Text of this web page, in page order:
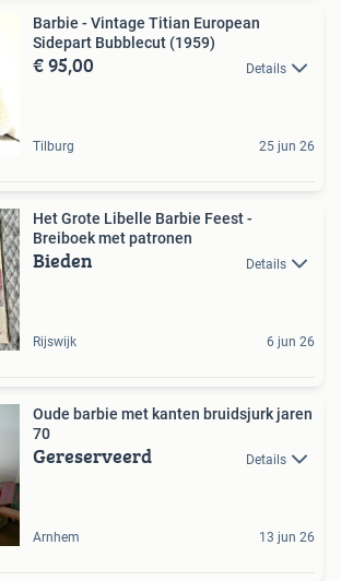
Barbie - Vintage Titian European
Sidepart Bubblecut (1959)
€ 95,00 Details
Tilburg 25 jun 26
Het Grote Libelle Barbie Feest -
Breiboek met patronen
Bieden Details
Rijswijk 6 jun 26
Oude barbie met kanten bruidsjurk jaren
70
Gereserveerd Details
Arnhem 13 jun 26